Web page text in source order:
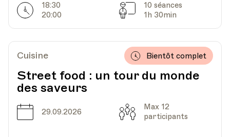
Av. de Cour 33
Date
27.11.2025
HEP - Haute Ecole Pédagogique - Salle 717
Horarires
18:30
20:00
Séances
10 séances
1h 30min
Cuisine
Street food : un tour du monde
des saveurs
Bientôt complet
Date
29.09.2026 Capacité
Max 12
participants